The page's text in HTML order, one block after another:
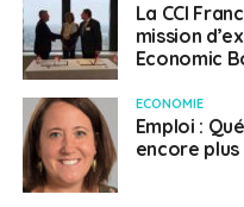
La CCI
mission
Economic
ECONOMIE
Emploi :
encore